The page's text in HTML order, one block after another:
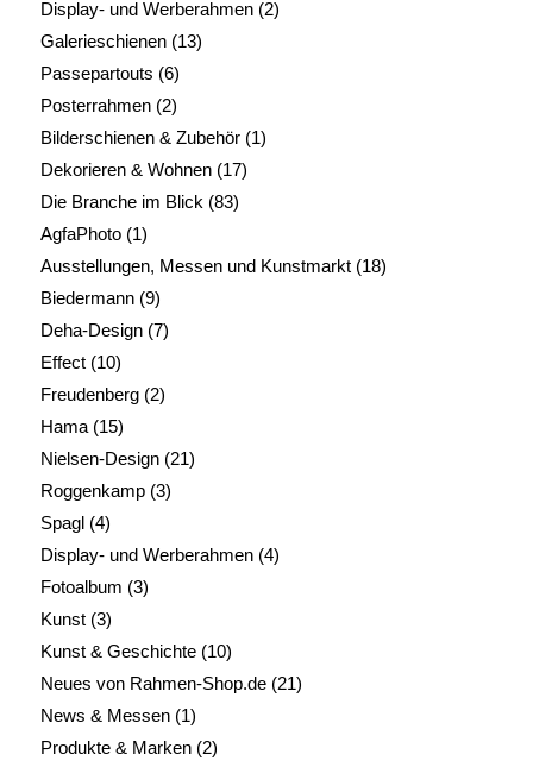
Display- und Werberahmen(2)
Galerieschienen(13)
Passepartouts (6)
Posterrahmen(2)
Bilderschienen & Zubehör(1)
Dekorieren & Wohnen(17)
Die Branche im Blick (83)
AgfaPhoto(1)
Ausstellungen, Messen und Kunstmarkt(18)
Biedermann(9)
Deha-Design(7)
Effect(10)
Freudenberg(2)
Hama(15)
Nielsen-Design(21)
Roggenkamp(3)
Spagl(4)
Display- und Werberahmen(4)
Fotoalbum (3)
Kunst(3)
Kunst & Geschichte(10)
Neues von Rahmen-Shop.de(21)
News & Messen(1)
Produkte & Marken(2)